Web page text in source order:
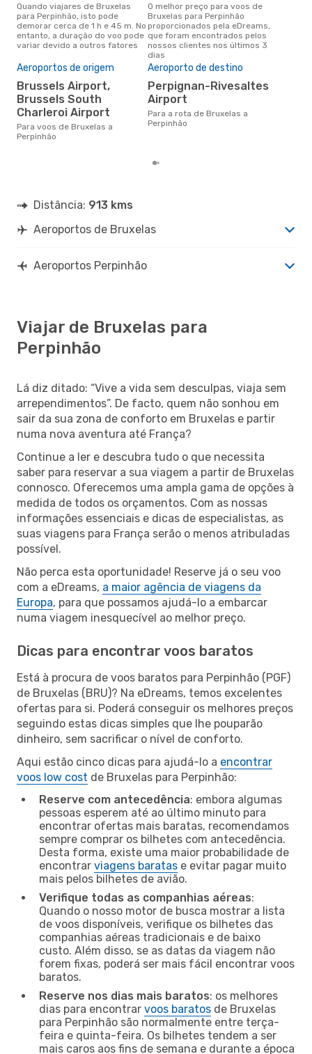
Quando viajares de Bruxelas
para Perpinhão, isto pode
demorar cerca de 1 h e 45 m. No
entanto, a duração do voo pode
variar devido a outros fatores
O melhor preço para voos de
Bruxelas para Perpinhão
proporcionados pela eDreams,
que foram encontrados pelos
nossos clientes nos últimos 3
dias
Aeroportos de origem
Brussels Airport,
Brussels South
Charleroi Airport
Para voos de Bruxelas a
Perpinhão
Aeroporto de destino
Perpignan-Rivesaltes
Airport
Para a rota de Bruxelas a
Perpinhão
Distância: 913 kms
Aeroportos de Bruxelas
Aeroportos Perpinhão
Viajar de Bruxelas para
Perpinhão
Lá diz ditado: “Vive a vida sem desculpas, viaja sem
arrependimentos”. De facto, quem não sonhou em
sair da sua zona de conforto em Bruxelas e partir
numa nova aventura até França?
Continue a ler e descubra tudo o que necessita
saber para reservar a sua viagem a partir de Bruxelas
connosco. Oferecemos uma ampla gama de opções à
medida de todos os orçamentos. Com as nossas
informações essenciais e dicas de especialistas, as
suas viagens para França serão o menos atribuladas
possível.
Não perca esta oportunidade! Reserve já o seu voo
com a eDreams, a maior agência de viagens da
Europa, para que possamos ajudá-lo a embarcar
numa viagem inesquecível ao melhor preço.
Dicas para encontrar voos baratos
Está à procura de voos baratos para Perpinhão (PGF)
de Bruxelas (BRU)? Na eDreams, temos excelentes
ofertas para si. Poderá conseguir os melhores preços
seguindo estas dicas simples que lhe pouparão
dinheiro, sem sacrificar o nível de conforto.
Aqui estão cinco dicas para ajudá-lo a encontrar
voos low cost de Bruxelas para Perpinhão:
Reserve com antecedência: embora algumas
pessoas esperem até ao último minuto para
encontrar ofertas mais baratas, recomendamos
sempre comprar os bilhetes com antecedência.
Desta forma, existe uma maior probabilidade de
encontrar viagens baratas e evitar pagar muito
mais pelos bilhetes de avião.
Verifique todas as companhias aéreas:
Quando o nosso motor de busca mostrar a lista
de voos disponíveis, verifique os bilhetes das
companhias aéreas tradicionais e de baixo
custo. Além disso, se as datas da viagem não
forem fixas, poderá ser mais fácil encontrar voos
baratos.
Reserve nos dias mais baratos: os melhores
dias para encontrar voos baratos de Bruxelas
para Perpinhão são normalmente entre terça-
feira e quinta-feira. Os bilhetes tendem a ser
mais caros aos fins de semana e durante a época